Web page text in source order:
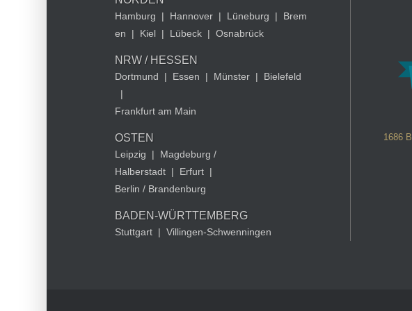
Hamburg | Hannover | Lüneburg |
Brem
en
| Kiel | Lübeck | Osnabrück
NRW / HESSEN
Dortmund | Essen | Münster |
Bielefeld
|
Frankfurt am Main
OSTEN
Leipzig |
Magdeburg /
Halberstadt | Erfurt |
Berlin / Brandenburg
BADEN-WÜRTTEMBERG
Stuttgart | Villingen-Schwenningen
1686